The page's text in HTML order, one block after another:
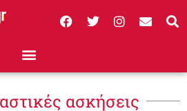
ασκήσεις